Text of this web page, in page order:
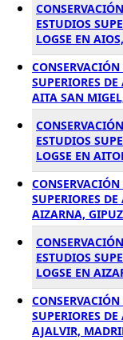
ESTUDIOS
LOGSE EN
SUPERIORES
AITA SAN
ESTUDIOS
LOGSE EN
SUPERIORES
AIZARNA,
ESTUDIOS
LOGSE EN
SUPERIORES
AJALVIR,